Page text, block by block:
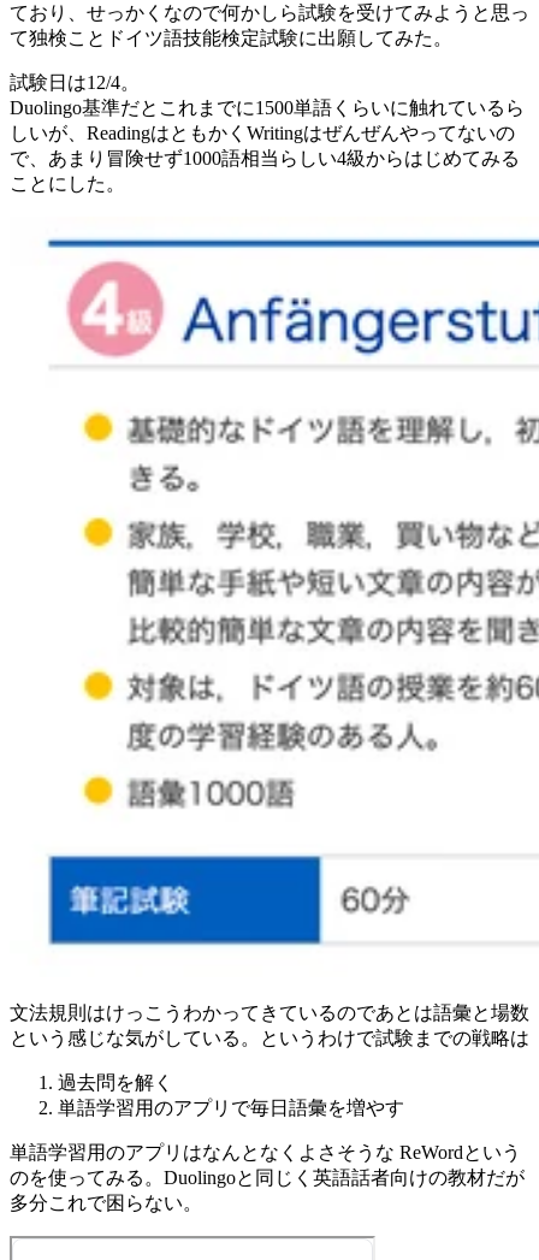
ており、せっかくなので何かしら試験を受けてみようと思っ
て独検ことドイツ語技能検定試験に出願してみた。
試験日は12/4。
Duolingo基準だとこれまでに1500単語くらいに触れているら
しいが、ReadingはともかくWritingはぜんぜんやってないの
で、あまり冒険せず1000語相当らしい4級からはじめてみる
ことにした。
文法規則はけっこうわかってきているのであとは語彙と場数
という感じな気がしている。というわけで試験までの戦略は
過去問を解く
単語学習用のアプリで毎日語彙を増やす
単語学習用のアプリはなんとなくよさそうな ReWordという
のを使ってみる。Duolingoと同じく英語話者向けの教材だが
多分これで困らない。